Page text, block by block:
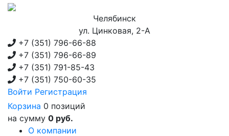
Челябинск
ул. Цинковая, 2-А
+7 (351) 796-66-88
+7 (351) 796-66-89
+7 (351) 791-85-43
+7 (351) 750-60-35
Войти Регистрация
Корзина 0 позиций
на сумму 0 руб.
О компании